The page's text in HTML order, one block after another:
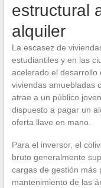
estructural
alquiler
La escasez de
estudiantiles y en las
acelerado el desarrollo
viviendas amuebladas
atrae a un público
dispuesto a pagar un
oferta llave en mano.
Para el inversor, el
bruto generalmente
cargas de gestión más
mantenimiento de las